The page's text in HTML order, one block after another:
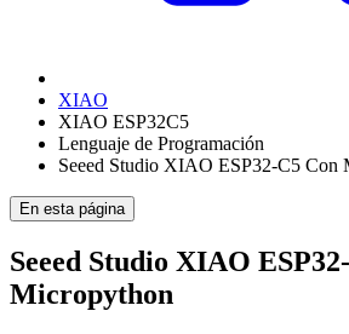
XIAO
XIAO ESP32C5
Lenguaje de Programación
Seeed Studio XIAO ESP32-C5 Con
En esta página
Seeed Studio XIAO
Micropython